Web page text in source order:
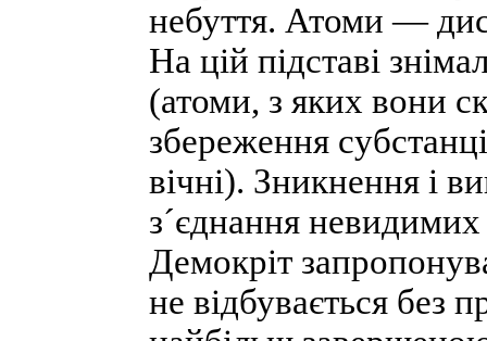
небуття. Атоми —
На цій підставі
(атоми, з яких вони
збереження
вічні). Зникнення і
з´єднання
Демокріт
не відбувається без